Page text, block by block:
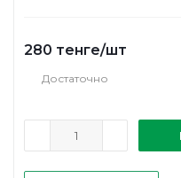
280 тенге/шт
Достаточно